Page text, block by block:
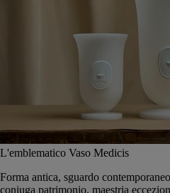
L'emblematico Vaso Medicis
Forma antica, sguardo
coniuga patrimonio, maestria